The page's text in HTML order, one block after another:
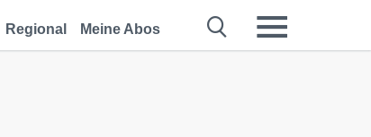
Regional Meine Abos